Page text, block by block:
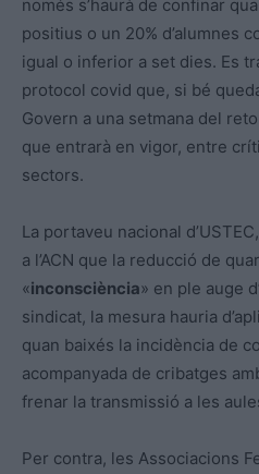
només s’haurà de confinar
positius o un 20% d’alumnes
igual o inferior a set dies. Es
protocol covid que, si bé
Govern a una setmana del
que entrarà en vigor, entre
sectors.
La portaveu nacional
a l’ACN que la reducció de
«inconsciència» en ple auge
sindicat, la mesura hauria
quan baixés la incidència de
acompanyada de cribatges
frenar la transmissió a les
Per contra, les Associacions